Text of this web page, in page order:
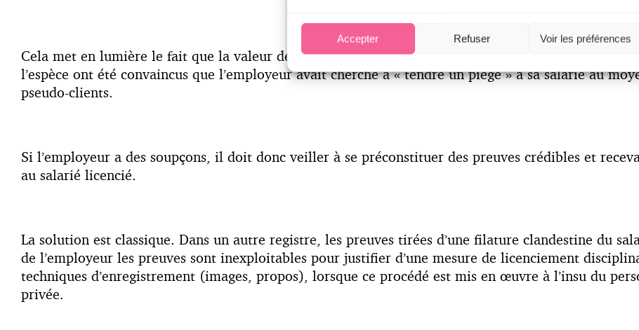
Accepter Refuser Voir les préférences
Cela met en lumière le fait que la valeur des attestations de témoignage produites en justice est
l’espèce ont été convaincus que l’employeur avait cherché à « tendre un piège » à sa salarié au
pseudo-clients.
Si l’employeur a des soupçons, il doit donc veiller à se préconstituer des preuves crédibles et
au salarié licencié.
La solution est classique. Dans un autre registre, les preuves tirées d’une filature clandestine du
de l’employeur les preuves sont inexploitables pour justifier d’une mesure de licenciement
techniques d’enregistrement (images, propos), lorsque ce procédé est mis en œuvre à l’insu du
privée.